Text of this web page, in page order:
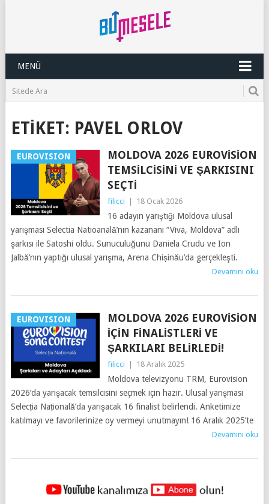
MENÜ
ETIKET: PAVEL ORLOV
EUROVISION
MOLDOVA 2026 EUROVISION
TEMSILCISINI VE ŞARKISINI
SEÇTI
filicci 18 Ocak 2026
16 adayın yarıştığı Moldova ulusal
yarışması Selectia Natioanală’nın kazananı “Viva, Moldova” adlı
şarkısı ile Satoshi oldu. Sunuculuğunu Daniela Crudu ve Ion
Jalbă’nın yaptığı ulusal yarışma, Arena Chișinău’da gerçekleşti.
Devamını oku
EUROVISION
MOLDOVA 2026 EUROVISION
İÇIN FINALISTLERI VE
ŞARKILARI BELIRLEDI!
filicci 18 Aralık 2025
Moldova televizyonu TRM, Eurovision
2026’da yarışacak temsilcisini seçmek için hazır. Ulusal yarışması
Selecția Națională’da yarışacak 16 finalist belirlendi. Anketimize
katılmayı ve favorilerinize oy vermeyi unutmayın! 16 Aralık 2025’te
Devamını oku
YAZILAR